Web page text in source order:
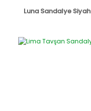
Luna Sandalye Siyah